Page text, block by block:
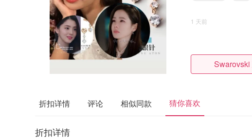
1 天前
Swarovski
折扣详情 评论 相似同款 猜你喜欢
折扣详情